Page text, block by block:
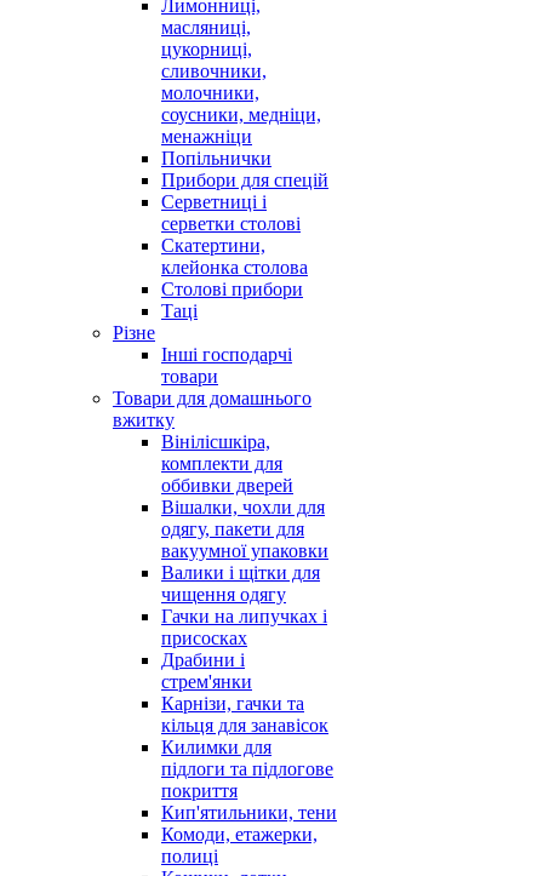
Лимонниці,
масляниці,
цукорниці,
сливочники,
молочники,
соусники, медніци,
менажніци
Попільнички
Прибори для спецій
Серветниці і
серветки столові
Скатертини,
клейонка столова
Столові прибори
Таці
Різне
Інші господарчі
товари
Товари для домашнього
вжитку
Вінілісшкіра,
комплекти для
оббивки дверей
Вішалки, чохли для
одягу, пакети для
вакуумної упаковки
Валики і щітки для
чищення одягу
Гачки на липучках і
присосках
Драбини і
стрем'янки
Карнізи, гачки та
кільця для занавісок
Килимки для
підлоги та підлогове
покриття
Кип'ятильники, тени
Комоди, етажерки,
полиці